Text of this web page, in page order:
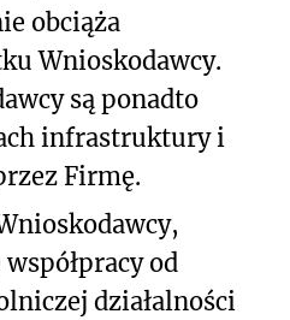
obciąża
Wnioskodawcy.
są ponadto
infrastruktury i
Firmę.
od
działalności